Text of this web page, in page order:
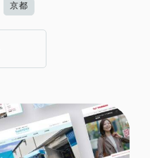
京都